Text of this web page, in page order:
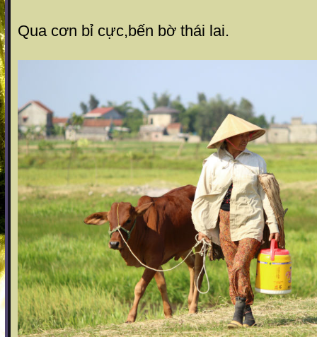
Qua cơn bỉ cực,bến bờ thái lai.